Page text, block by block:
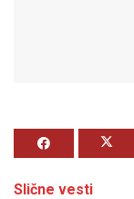
Slične vesti